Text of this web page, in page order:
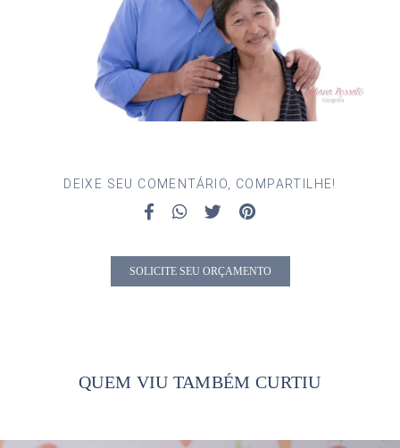
DEIXE SEU COMENTÁRIO, COMPARTILHE!
SOLICITE SEU ORÇAMENTO
QUEM VIU TAMBÉM CURTIU